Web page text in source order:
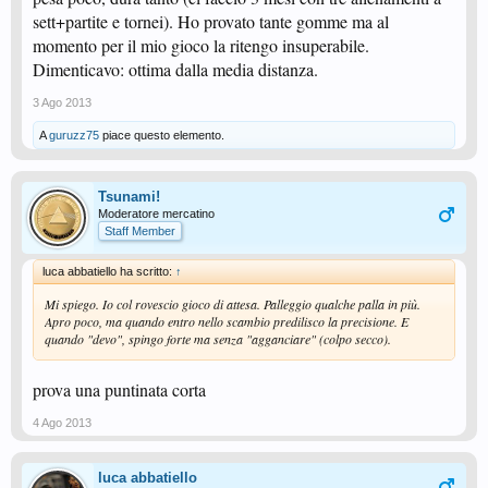
sett+partite e tornei). Ho provato tante gomme ma al
momento per il mio gioco la ritengo insuperabile.
Dimenticavo: ottima dalla media distanza.
3 Ago 2013
Aguruzz75 piace questo elemento.
Tsunami!
Moderatore mercatino
Staff Member
luca abbatiello ha scritto: ↑
Mi spiego. Io col rovescio gioco di attesa. Palleggio qualche palla in più.
Apro poco, ma quando entro nello scambio predilisco la precisione. E
quando "devo", spingo forte ma senza "agganciare" (colpo secco).
prova una puntinata corta
4 Ago 2013
luca abbatiello